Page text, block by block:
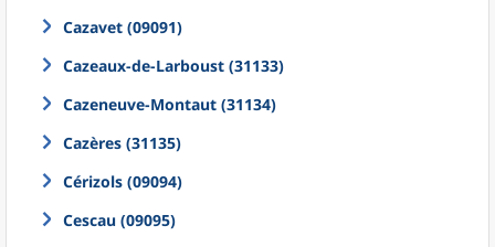
Cazavet (09091)
Cazeaux-de-Larboust (31133)
Cazeneuve-Montaut (31134)
Cazères (31135)
Cérizols (09094)
Cescau (09095)